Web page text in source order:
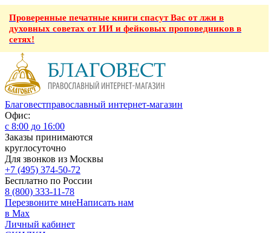
Проверенные печатные книги спасут Вас от лжи в
духовных советах от ИИ и фейковых проповедников в
сетях!
Благовестправославный интернет-магазин
Офис:
с 8:00 до 16:00
Заказы принимаются
круглосуточно
Для звонков из Москвы
+7 (495) 374-50-72
Бесплатно по России
8 (800) 333-11-78
Перезвоните мнеНаписать нам
в Max
Личный кабинет